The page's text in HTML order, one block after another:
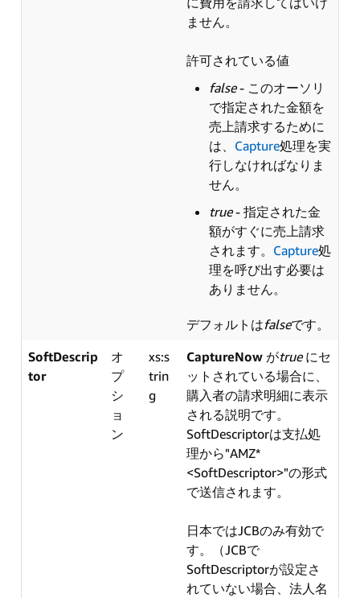
ません。
許可されている値
false- このオーソリ
で指定された金額を
売上請求するために
は、 Capture処理を実
行しなければなりま
せん。
true- 指定された金
額がすぐに売上請求
されます。 Capture処
理を呼び出す必要は
ありません。
デフォルトはfalseです。
SoftDescrip
tor
オ
プ
シ
ョ
ン
xs:s
trin
g
CaptureNow がtrueにセ
ットされている場合に、
購入者の請求明細に表示
される説明です。
SoftDescriptorは支払処
理から"AMZ*
<SoftDescriptor>"の形式
で送信されます。
日本ではJCBのみ有効で
す。（JCBで
SoftDescriptorが設定さ
れていない場合、法人名